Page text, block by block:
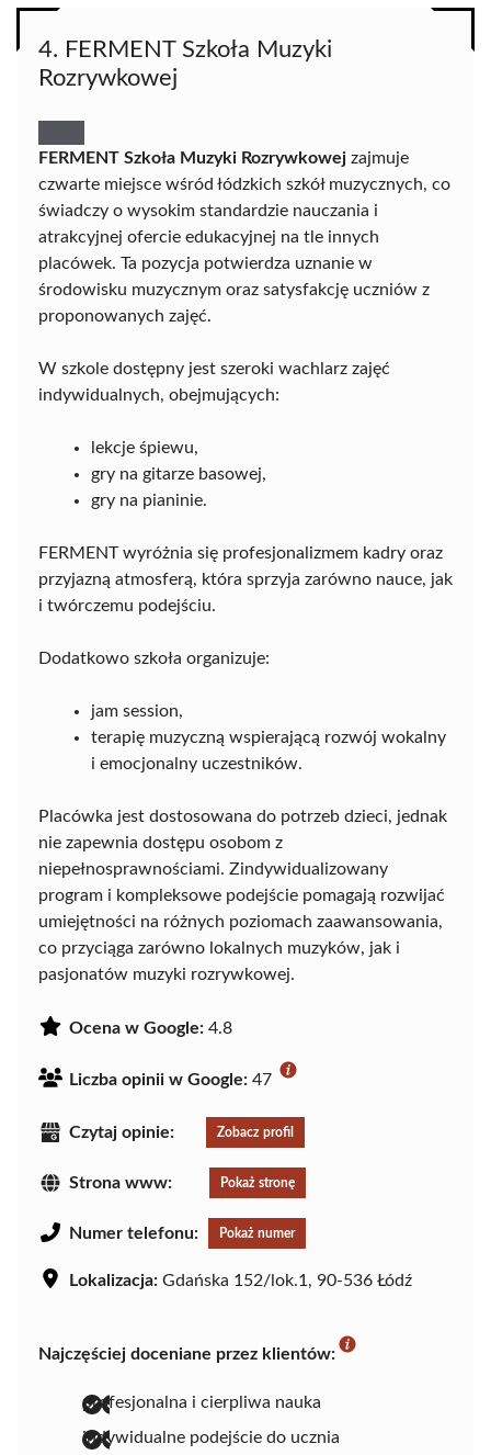
4. FERMENT Szkoła Muzyki
Rozrywkowej
FERMENT Szkoła Muzyki Rozrywkowej zajmuje
czwarte miejsce wśród łódzkich szkół muzycznych, co
świadczy o wysokim standardzie nauczania i
atrakcyjnej ofercie edukacyjnej na tle innych
placówek. Ta pozycja potwierdza uznanie w
środowisku muzycznym oraz satysfakcję uczniów z
proponowanych zajęć.
W szkole dostępny jest szeroki wachlarz zajęć
indywidualnych, obejmujących:
lekcje śpiewu,
gry na gitarze basowej,
gry na pianinie.
FERMENT wyróżnia się profesjonalizmem kadry oraz
przyjazną atmosferą, która sprzyja zarówno nauce, jak
i twórczemu podejściu.
Dodatkowo szkoła organizuje:
jam session,
terapię muzyczną wspierającą rozwój wokalny
i emocjonalny uczestników.
Placówka jest dostosowana do potrzeb dzieci, jednak
nie zapewnia dostępu osobom z
niepełnosprawnościami. Zindywidualizowany
program i kompleksowe podejście pomagają rozwijać
umiejętności na różnych poziomach zaawansowania,
co przyciąga zarówno lokalnych muzyków, jak i
pasjonatów muzyki rozrywkowej.
Ocena w Google: 4.8
Liczba opinii w Google: 47
Czytaj opinie: Zobacz profil
Strona www: Pokaż stronę
Numer telefonu: Pokaż numer
Lokalizacja: Gdańska 152/lok.1, 90-536 Łódź
Najczęściej doceniane przez klientów:
profesjonalna i cierpliwa nauka
indywidualne podejście do ucznia